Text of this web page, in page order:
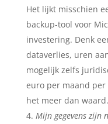
Het lijkt misschien
backup-tool voor
investering. Denk
dataverlies, uren
mogelijk zelfs
euro per maand
het meer dan waard.
Mijn gegevens zijn